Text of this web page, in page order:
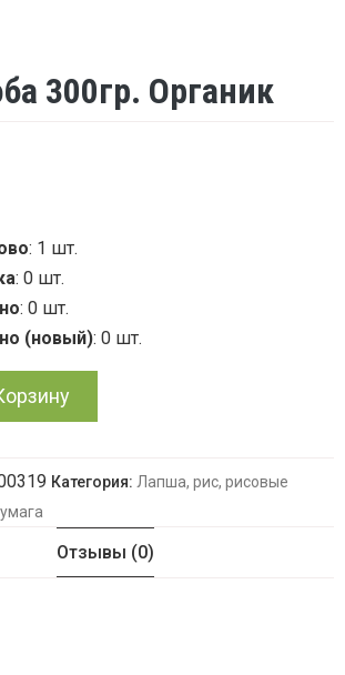
300гр. Органик
: 1 шт.
: 0 шт.
: 0 шт.
(новый): 0 шт.
Категория: Лапша, рис, рисовые
Отзывы (0)